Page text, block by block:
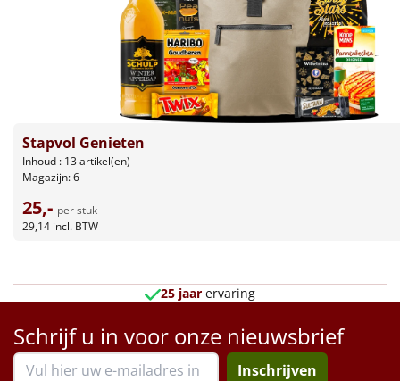
Tas
Wake up light
Borrelplank
Noodradio NIEUW
Stapvol Genieten
Inhoud : 13 artikel(en)
Magazijn: 6
25,- per stuk
29,14 incl. BTW
25 jaar ervaring
Schrijf u in voor onze nieuwsbrief
Inschrijven